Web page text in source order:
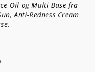
Oil og Multi Base fra
Anti-Redness Cream